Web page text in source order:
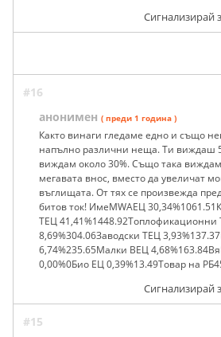
Сигнализирай
#16
анонимен ( преди 1 година )
Както винаги гледаме едно и също
напълно различни неща. Ти виждаш
виждам около 30%. Също така
мегавата внос, вместо да увеличат
въглищата. От тях се произвежда
битов ток! ИмеMWАЕЦ
ТЕЦ 41,41%1448.92Топлофикационни
8,69%304.06Заводски ТЕЦ
6,74%235.65Малки ВЕЦ
0,00%0Био ЕЦ 0,39%13.49Товар на
Сигнализирай
#15